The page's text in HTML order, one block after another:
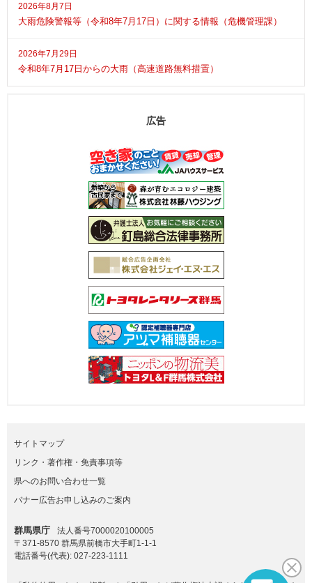
2026年8月7日
大雨危険警報等（令和8年7月17日）に関する情報（危機管理課）
2026年7月29日
令和8年7月17日からの大雨（高速道路無料措置）
広告
サイトマップ
リンク・著作権・免責事項等
県へのお問い合わせ一覧
バナー広告お申し込みのご案内
群馬県庁
法人番号7000020100005
〒371-8570 群馬県前橋市大手町1-1-1
電話番号(代表): 027-223-1111